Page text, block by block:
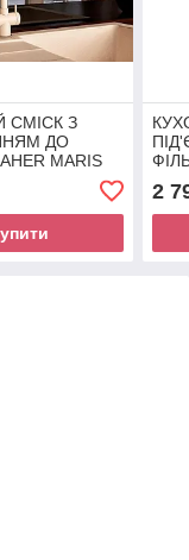
СМІСК З
ДО
MARIS
2